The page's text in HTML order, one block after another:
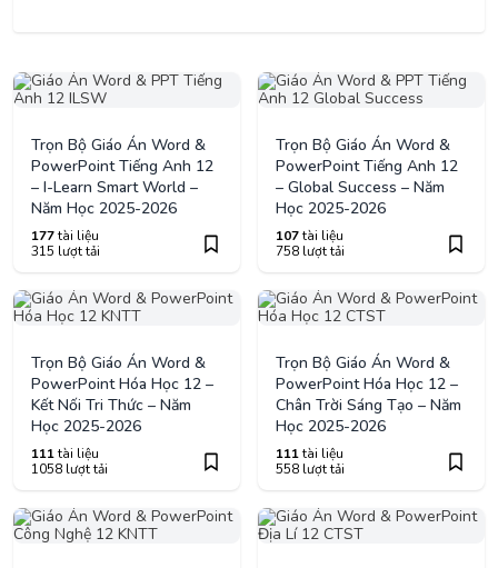
Trọn Bộ Giáo Án Word &
PowerPoint Tiếng Anh 12
– I-Learn Smart World –
Năm Học 2025-2026
177tài liệu
315 lượt tải
Trọn Bộ Giáo Án Word &
PowerPoint Tiếng Anh 12
– Global Success – Năm
Học 2025-2026
107tài liệu
758 lượt tải
Trọn Bộ Giáo Án Word &
PowerPoint Hóa Học 12 –
Kết Nối Tri Thức – Năm
Học 2025-2026
111tài liệu
1058 lượt tải
Trọn Bộ Giáo Án Word &
PowerPoint Hóa Học 12 –
Chân Trời Sáng Tạo – Năm
Học 2025-2026
111tài liệu
558 lượt tải